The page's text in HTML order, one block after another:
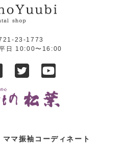
23-1773
日 10:00〜16:00
ママ振袖コーディネート